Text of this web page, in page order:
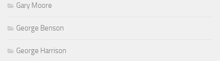
Gary Moore
George Benson
George Harrison